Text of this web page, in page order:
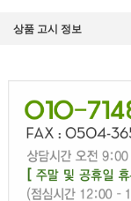
상품 고시 정보